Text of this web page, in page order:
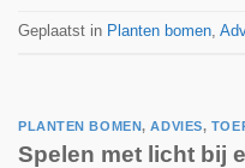
Geplaatst in Planten bomen,
PLANTEN BOMEN,ADVIES,
Spelen met licht bij